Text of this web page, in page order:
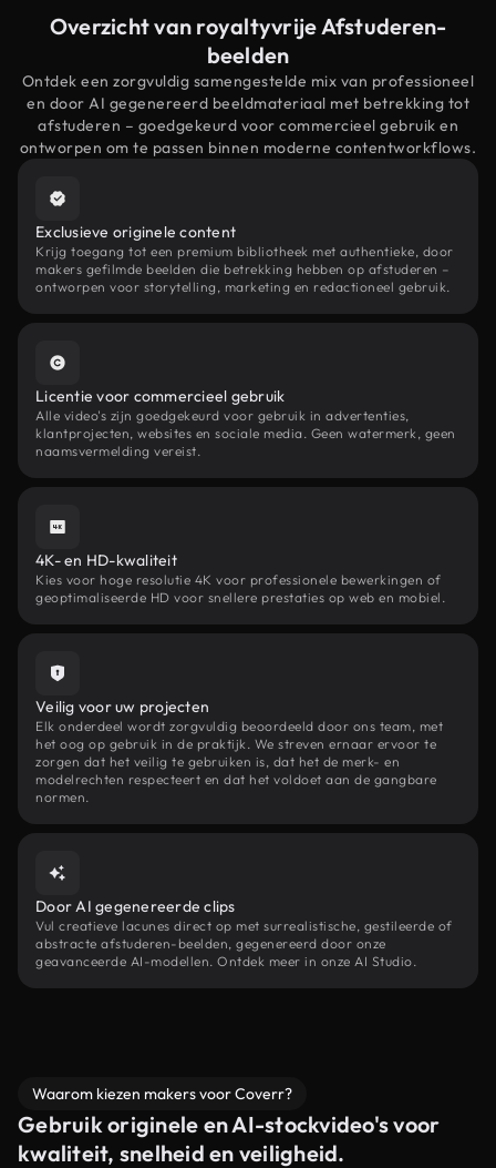
Overzicht van royaltyvrije Afstuderen-
beelden
Ontdek een zorgvuldig samengestelde mix van professioneel
en door AI gegenereerd beeldmateriaal met betrekking tot
afstuderen – goedgekeurd voor commercieel gebruik en
ontworpen om te passen binnen moderne contentworkflows.
Exclusieve originele content
Krijg toegang tot een premium bibliotheek met authentieke, door
makers gefilmde beelden die betrekking hebben op afstuderen –
ontworpen voor storytelling, marketing en redactioneel gebruik.
Licentie voor commercieel gebruik
Alle video's zijn goedgekeurd voor gebruik in advertenties,
klantprojecten, websites en sociale media. Geen watermerk, geen
naamsvermelding vereist.
4K- en HD-kwaliteit
Kies voor hoge resolutie 4K voor professionele bewerkingen of
geoptimaliseerde HD voor snellere prestaties op web en mobiel.
Veilig voor uw projecten
Elk onderdeel wordt zorgvuldig beoordeeld door ons team, met
het oog op gebruik in de praktijk. We streven ernaar ervoor te
zorgen dat het veilig te gebruiken is, dat het de merk- en
modelrechten respecteert en dat het voldoet aan de gangbare
normen.
Door AI gegenereerde clips
Vul creatieve lacunes direct op met surrealistische, gestileerde of
abstracte afstuderen-beelden, gegenereerd door onze
geavanceerde AI-modellen. Ontdek meer in onze AI Studio.
Waarom kiezen makers voor Coverr?
Gebruik originele en AI-stockvideo's voor
kwaliteit, snelheid en veiligheid.